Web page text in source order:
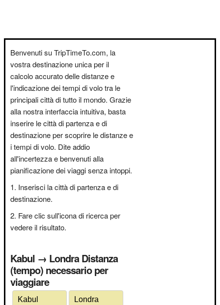
Benvenuti su TripTimeTo.com, la
vostra destinazione unica per il
calcolo accurato delle distanze e
l'indicazione dei tempi di volo tra le
principali città di tutto il mondo. Grazie
alla nostra interfaccia intuitiva, basta
inserire le città di partenza e di
destinazione per scoprire le distanze e
i tempi di volo. Dite addio
all'incertezza e benvenuti alla
pianificazione dei viaggi senza intoppi.
Inserisci la città di partenza e di
destinazione.
Fare clic sull'icona di ricerca per
vedere il risultato.
Kabul → Londra Distanza
(tempo) necessario per
viaggiare